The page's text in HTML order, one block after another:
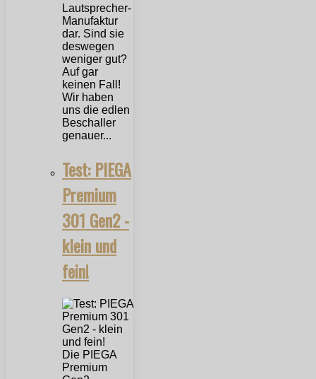
Lautsprecher-
Manufaktur
dar. Sind sie
deswegen
weniger gut?
Auf gar
keinen Fall!
Wir haben
uns die edlen
Beschaller
genauer...
Test: PIEGA
Premium
301 Gen2 -
klein und
fein!
Die PIEGA
Premium